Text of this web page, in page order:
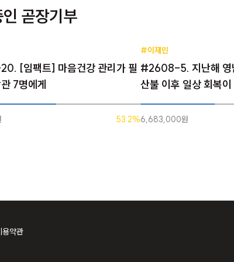
곧장기부
[임팩트] 마음건강 관리가 필
7명에게
53.2%
#이재민
#2608-5. 지난해 영
산불 이후 일상 회복
6,683,000원
용약관